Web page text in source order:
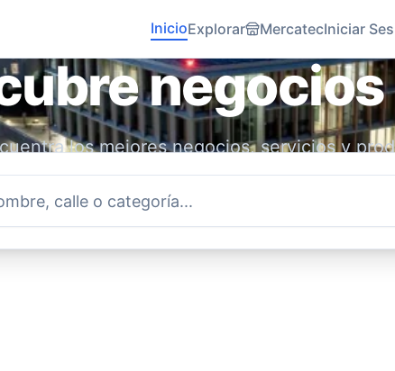
InicioExplorar MercatecIniciar
los mejores negocios, servicios y
Conecta con emprendedores